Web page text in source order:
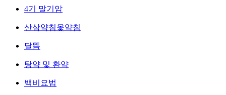
4기 말기암
산삼약침옻약침
달뜸
탕약 및 환약
백비요법